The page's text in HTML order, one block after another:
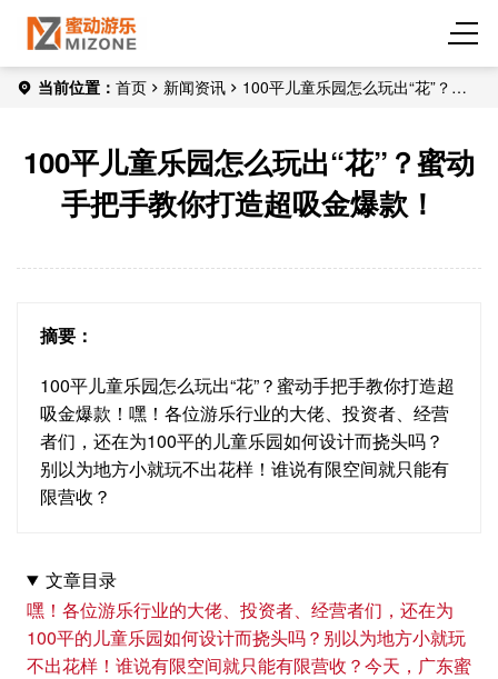
当前位置： 首页 新闻资讯
100平儿童乐园怎么玩出“花”？蜜
100平儿童乐园怎么玩出“花”？蜜动
手把手教你打造超吸金爆款！
摘要：
100平儿童乐园怎么玩出“花”？蜜动手把手教你打造超
吸金爆款！嘿！各位游乐行业的大佬、投资者、经营
者们，还在为100平的儿童乐园如何设计而挠头吗？
别以为地方小就玩不出花样！谁说有限空间就只能有
限营收？
文章目录
嘿！各位游乐行业的大佬、投资者、经营者们，还在为
100平的儿童乐园如何设计而挠头吗？别以为地方小就玩
不出花样！谁说有限空间就只能有限营收？今天，广东蜜